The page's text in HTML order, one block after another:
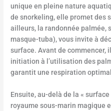
unique en pleine nature
de snorkeling, elle promet des
ailleurs, la randonnée palmée,
masque-tuba), vous invite à
surface. Avant de commencer,
initiation à l’utilisation des
garantit une respiration
Ensuite, au-delà de la «
royaume sous-marin magique